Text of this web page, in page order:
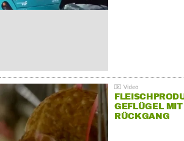
GEFLÜGEL MIT
ÜCKGANG